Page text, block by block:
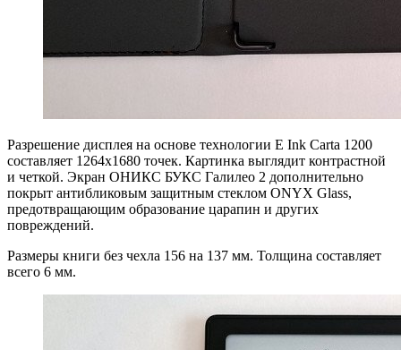
Разрешение дисплея на основе технологии E Ink Carta 1200
составляет 1264x1680 точек. Картинка выглядит контрастной
и четкой. Экран ОНИКС БУКС Галилео 2 дополнительно
покрыт антибликовым защитным стеклом ONYX Glass,
предотвращающим образование царапин и других
повреждений.
Размеры книги без чехла 156 на 137 мм. Толщина составляет
всего 6 мм.